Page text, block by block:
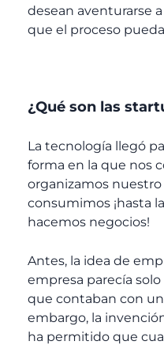
desean aventurarse
que el proceso
¿Qué son las
La tecnología llegó
forma en la que nos
organizamos nuestro
consumimos ¡hasta
hacemos negocios!
Antes, la idea de
empresa parecía
que contaban con
embargo, la
ha permitido que